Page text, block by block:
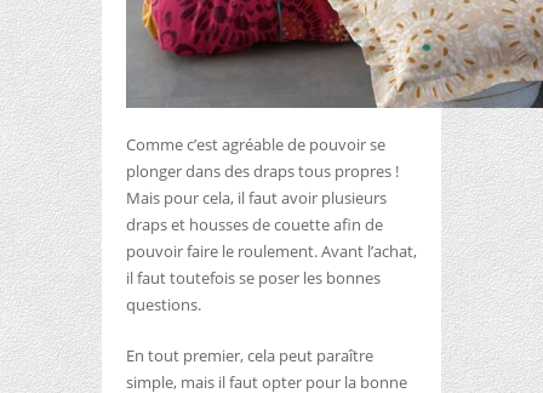
Comme c’est agréable de pouvoir se
plonger dans des draps tous propres !
Mais pour cela, il faut avoir plusieurs
draps et housses de couette afin de
pouvoir faire le roulement. Avant l’achat,
il faut toutefois se poser les bonnes
questions.
En tout premier, cela peut paraître
simple, mais il faut opter pour la bonne